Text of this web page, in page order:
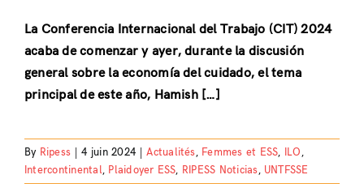
La Conferencia Internacional del Trabajo (CIT) 2024
acaba de comenzar y ayer, durante la discusión
general sobre la economía del cuidado, el tema
principal de este año, Hamish […]
By Ripess 4 juin 2024 Actualités, Femmes et ESS, ILO,
Intercontinental, Plaidoyer ESS, RIPESS Noticias, UNTFSSE